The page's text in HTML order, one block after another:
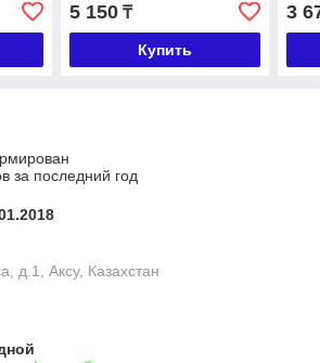
5 150₸
Купить
3
за последний год
д.1, Аксу, Казахстан